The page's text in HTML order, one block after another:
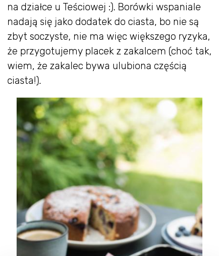
na działce u Teściowej :). Borówki wspaniale
nadają się jako dodatek do ciasta, bo nie są
zbyt soczyste, nie ma więc większego ryzyka,
że przygotujemy placek z zakalcem (choć tak,
wiem, że zakalec bywa ulubiona częścią
ciasta!).